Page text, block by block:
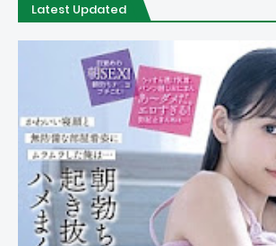
Latest Updated